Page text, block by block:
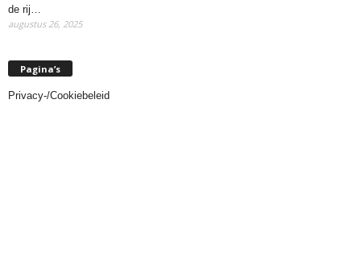
de rij…
augustus 26, 2025
Pagina’s
Privacy-/Cookiebeleid